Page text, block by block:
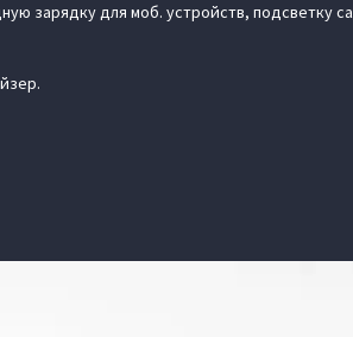
зарядку для моб. устройств, подсветку